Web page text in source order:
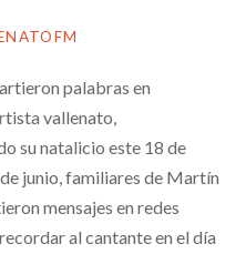
palabras en
vallenato,
su natalicio este 18 de
junio, familiares de Martín
mensajes en redes
al cantante en el día